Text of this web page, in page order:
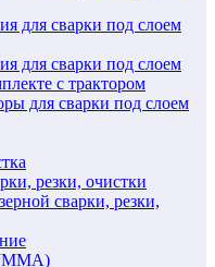
для сварки под слоем
для сварки под слоем
с трактором
для сварки под слоем
резки, очистки
сварки, резки,